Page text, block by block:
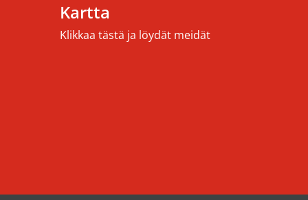
Kartta
Klikkaa tästä ja löydät meidät